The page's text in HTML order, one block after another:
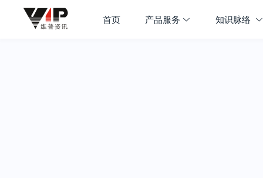
首页 产品服务 知识脉络